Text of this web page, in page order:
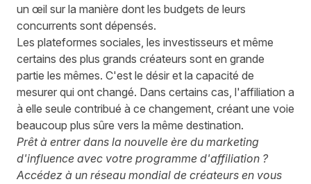
un œil sur la manière dont les budgets de leurs
concurrents sont dépensés.
Les plateformes sociales, les investisseurs et même
certains des plus grands créateurs sont en grande
partie les mêmes. C'est le désir et la capacité de
mesurer qui ont changé. Dans certains cas, l'affiliation a
à elle seule contribué à ce changement, créant une voie
beaucoup plus sûre vers la même destination.
Prêt à entrer dans la nouvelle ère du marketing
d'influence avec votre programme d'affiliation ?
Accédez à un réseau mondial de créateurs en vous